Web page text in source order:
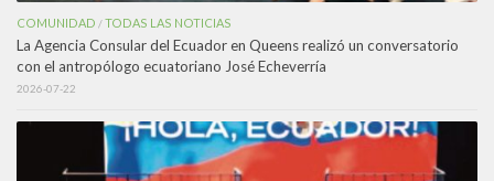
COMUNIDAD /TODAS LAS NOTICIAS
La Agencia Consular del Ecuador en Queens realizó un conversatorio
con el antropólogo ecuatoriano José Echeverría
2026-07-22